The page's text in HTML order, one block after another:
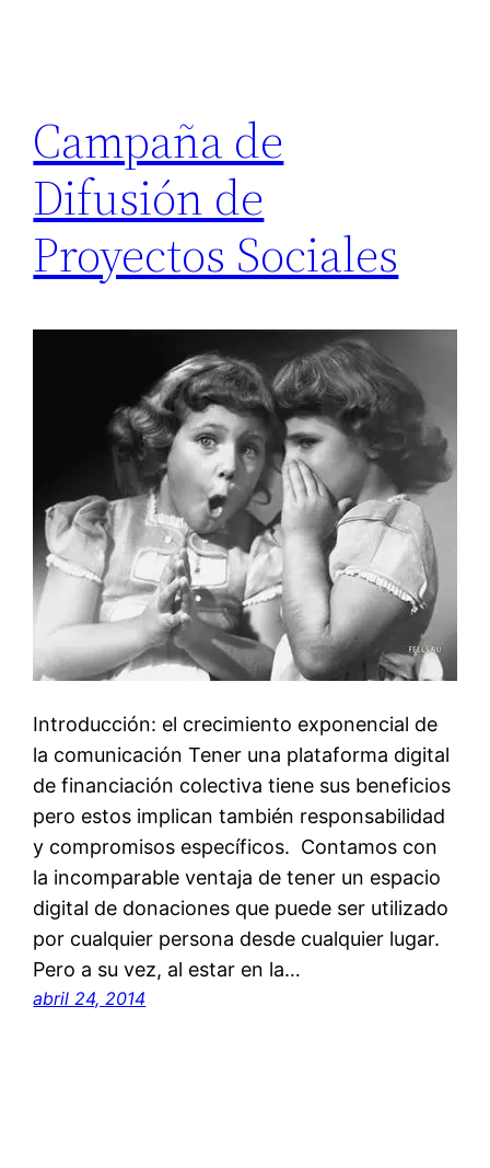
Campaña de
Difusión de
Proyectos Sociales
Introducción: el crecimiento exponencial de
la comunicación Tener una plataforma digital
de financiación colectiva tiene sus beneficios
pero estos implican también responsabilidad
y compromisos específicos. Contamos con
la incomparable ventaja de tener un espacio
digital de donaciones que puede ser utilizado
por cualquier persona desde cualquier lugar.
Pero a su vez, al estar en la…
abril 24, 2014